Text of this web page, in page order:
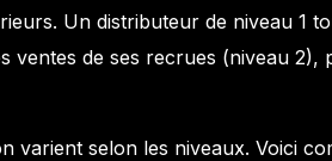
Un distributeur de niveau 1
ventes de ses recrues (niveau
varient selon les niveaux. Voici